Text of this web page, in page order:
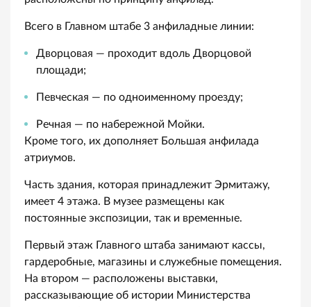
Всего в Главном штабе 3 анфиладные линии:
Дворцовая — проходит вдоль Дворцовой
площади;
Певческая — по одноименному проезду;
Речная — по набережной Мойки.
Кроме того, их дополняет Большая анфилада
атриумов.
Часть здания, которая принадлежит Эрмитажу,
имеет 4 этажа. В музее размещены как
постоянные экспозиции, так и временные.
Первый этаж Главного штаба занимают кассы,
гардеробные, магазины и служебные помещения.
На втором — расположены выставки,
рассказывающие об истории Министерства